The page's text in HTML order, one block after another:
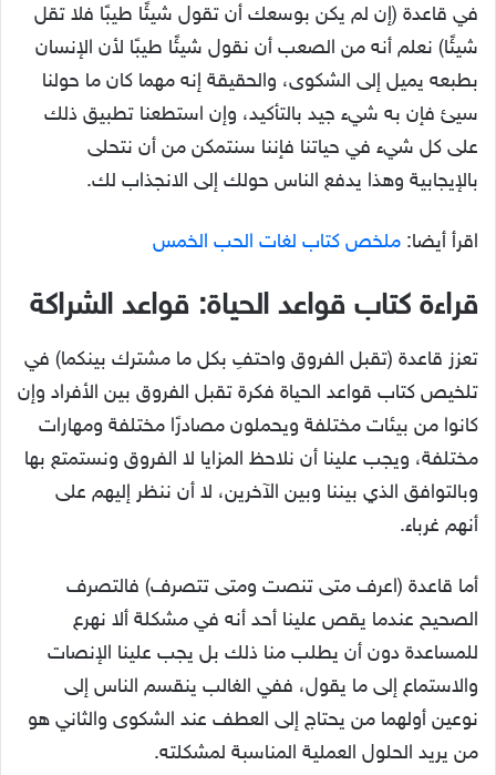
في قاعدة (إن لم يكن بوسعك أن تقول شيئًا طيبًا فلا تقل
شيئًا) نعلم أنه من الصعب أن نقول شيئًا طيبًا لأن الإنسان
بطبعه يميل إلى الشكوى، والحقيقة إنه مهما كان ما حولنا
سيئ فإن به شيء جيد بالتأكيد، وإن استطعنا تطبيق ذلك
على كل شيء في حياتنا فإننا سنتمكن من أن نتحلى
بالإيجابية وهذا يدفع الناس حولك إلى الانجذاب لك.
اقرأ أيضا: ملخص كتاب لغات الحب الخمس
قراءة كتاب قواعد الحياة: قواعد الشراكة
تعزز قاعدة (تقبل الفروق واحتفِ بكل ما مشترك بينكما) في
تلخيص كتاب قواعد الحياة فكرة تقبل الفروق بين الأفراد وإن
كانوا من بيئات مختلفة ويحملون مصادرًا مختلفة ومهارات
مختلفة، ويجب علينا أن نلاحظ المزايا لا الفروق ونستمتع بها
وبالتوافق الذي بيننا وبين الآخرين، لا أن ننظر إليهم على
أنهم غرباء.
أما قاعدة (اعرف متى تنصت ومتى تتصرف) فالتصرف
الصحيح عندما يقص علينا أحد أنه في مشكلة ألا نهرع
للمساعدة دون أن يطلب منا ذلك بل يجب علينا الإنصات
والاستماع إلى ما يقول، ففي الغالب ينقسم الناس إلى
نوعين أولهما من يحتاج إلى العطف عند الشكوى والثاني هو
من يريد الحلول العملية المناسبة لمشكلته.